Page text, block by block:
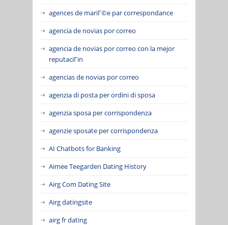
agences de mariГ©e par correspondance
agencia de novias por correo
agencia de novias por correo con la mejor
reputaciГіn
agencias de novias por correo
agenzia di posta per ordini di sposa
agenzia sposa per corrispondenza
agenzie sposate per corrispondenza
AI Chatbots for Banking
Aimee Teegarden Dating History
Airg Com Dating Site
Airg datingsite
airg fr dating